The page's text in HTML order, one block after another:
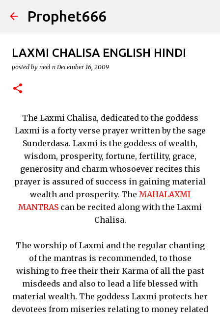
Skip to main content
Prophet666
LAXMI CHALISA ENGLISH HINDI
posted by neel n December 16, 2009
The Laxmi Chalisa, dedicated to the goddess
Laxmi is a forty verse prayer written by the sage
Sunderdasa. Laxmi is the goddess of wealth,
wisdom, prosperity, fortune, fertility, grace,
generosity and charm whosoever recites this
prayer is assured of success in gaining material
wealth and prosperity. The MAHALAXMI
MANTRAS can be recited along with the Laxmi
Chalisa.
The worship of Laxmi and the regular chanting
of the mantras is recommended, to those
wishing to free their their Karma of all the past
misdeeds and also to lead a life blessed with
material wealth. The goddess Laxmi protects her
devotees from miseries relating to money related